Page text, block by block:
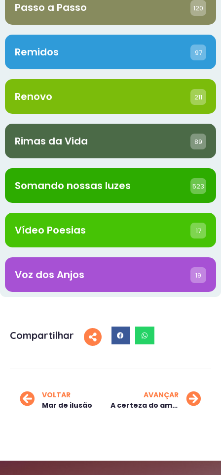
Passo a Passo 120
Remidos 97
Renovo 211
Rimas da Vida 89
Somando nossas luzes 523
Vídeo Poesias 17
Voz dos Anjos 19
Compartilhar
VOLTAR
Mar de ilusão
AVANÇAR
A certeza do amanhã